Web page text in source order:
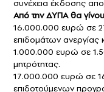
συνέχεια έκδοσης
Από την ΔΥΠΑ θα
16.000.000 ευρώ σε
επιδομάτων ανεργίας
1.000.000 ευρώ σε
μητρότητας.
17.000.000 ευρώ σε
επιδοτούμενων